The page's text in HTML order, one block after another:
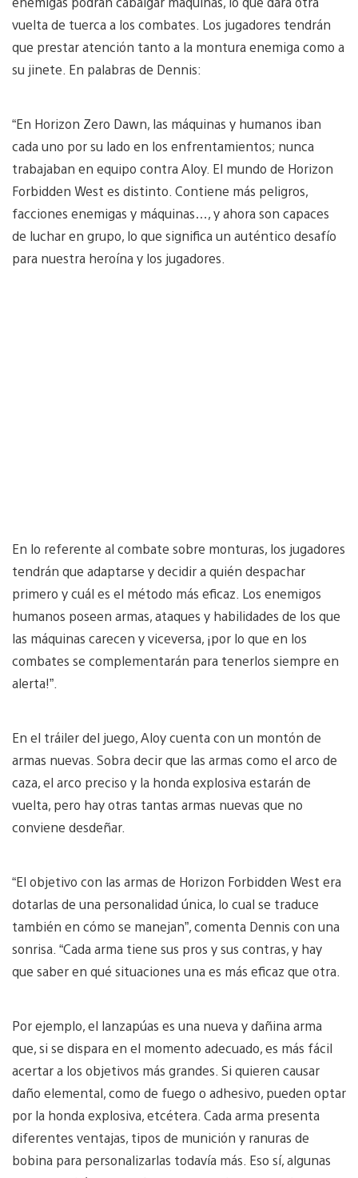
vuelta de tuerca a los combates. Los jugadores tendrán
que prestar atención tanto a la montura enemiga como a
su jinete. En palabras de Dennis:
“En Horizon Zero Dawn, las máquinas y humanos iban
cada uno por su lado en los enfrentamientos; nunca
trabajaban en equipo contra Aloy. El mundo de Horizon
Forbidden West es distinto. Contiene más peligros,
facciones enemigas y máquinas…, y ahora son capaces
de luchar en grupo, lo que significa un auténtico desafío
para nuestra heroína y los jugadores.
En lo referente al combate sobre monturas, los jugadores
tendrán que adaptarse y decidir a quién despachar
primero y cuál es el método más eficaz. Los enemigos
humanos poseen armas, ataques y habilidades de los que
las máquinas carecen y viceversa, ¡por lo que en los
combates se complementarán para tenerlos siempre en
alerta!”.
En el tráiler del juego, Aloy cuenta con un montón de
armas nuevas. Sobra decir que las armas como el arco de
caza, el arco preciso y la honda explosiva estarán de
vuelta, pero hay otras tantas armas nuevas que no
conviene desdeñar.
“El objetivo con las armas de Horizon Forbidden West era
dotarlas de una personalidad única, lo cual se traduce
también en cómo se manejan”, comenta Dennis con una
sonrisa. “Cada arma tiene sus pros y sus contras, y hay
que saber en qué situaciones una es más eficaz que otra.
Por ejemplo, el lanzapúas es una nueva y dañina arma
que, si se dispara en el momento adecuado, es más fácil
acertar a los objetivos más grandes. Si quieren causar
daño elemental, como de fuego o adhesivo, pueden optar
por la honda explosiva, etcétera. Cada arma presenta
diferentes ventajas, tipos de munición y ranuras de
bobina para personalizarlas todavía más. Eso sí, algunas